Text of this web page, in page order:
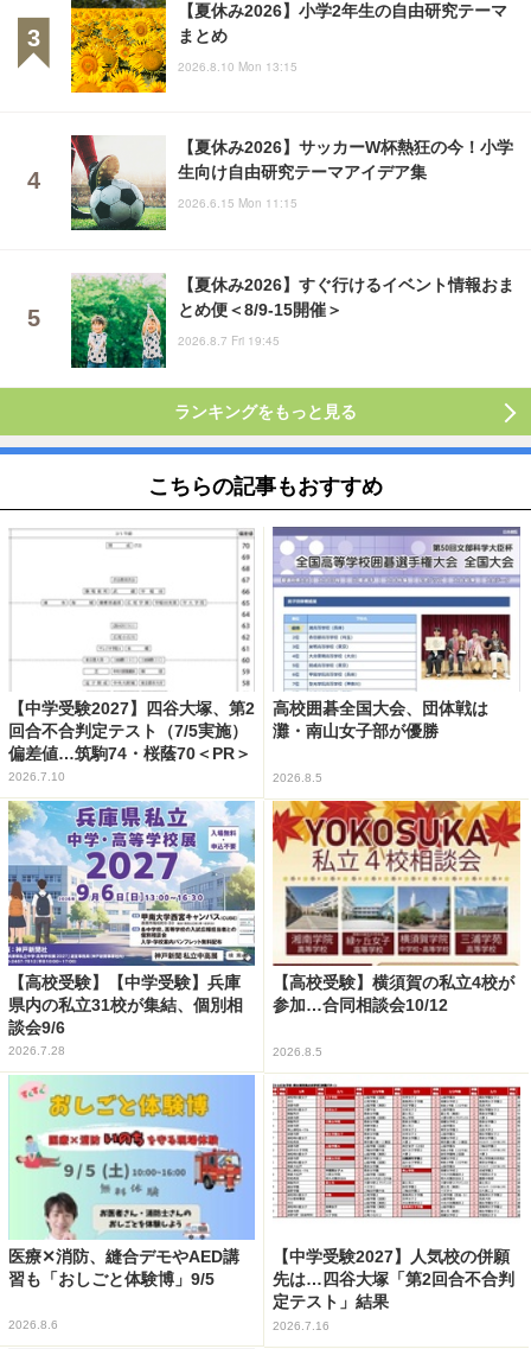
【夏休み2026】小学2年生の自由研究テーマ
まとめ
2026.8.10 Mon 13:15
【夏休み2026】サッカーW杯熱狂の今！小学
生向け自由研究テーマアイデア集
2026.6.15 Mon 11:15
【夏休み2026】すぐ行けるイベント情報おま
とめ便＜8/9-15開催＞
2026.8.7 Fri 19:45
ランキングをもっと見る
こちらの記事もおすすめ
【中学受験2027】四谷大塚、第2
回合不合判定テスト（7/5実施）
偏差値…筑駒74・桜蔭70＜PR＞
2026.7.10
高校囲碁全国大会、団体戦は
灘・南山女子部が優勝
2026.8.5
【高校受験】【中学受験】兵庫
県内の私立31校が集結、個別相
談会9/6
2026.7.28
【高校受験】横須賀の私立4校が
参加…合同相談会10/12
2026.8.5
医療✕消防、縫合デモやAED講
習も「おしごと体験博」9/5
2026.8.6
【中学受験2027】人気校の併願
先は…四谷大塚「第2回合不合判
定テスト」結果
2026.7.16